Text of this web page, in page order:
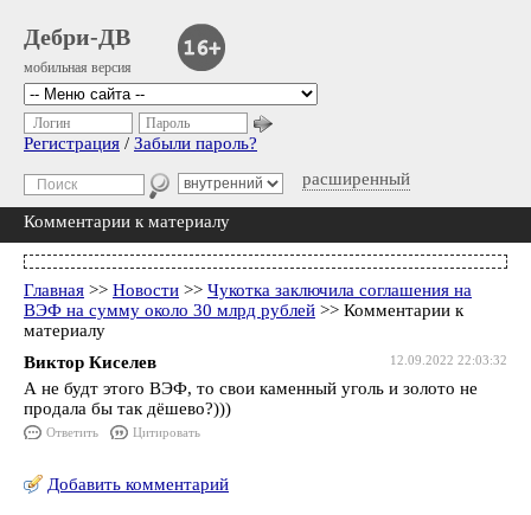
Дебри-ДВ
мобильная версия
расширенный
Логин Пароль
Регистрация / Забыли пароль?
Комментарии к материалу
Главная >> Новости >> Чукотка заключила соглашения на
ВЭФ на сумму около 30 млрд рублей >> Комментарии к
материалу
12.09.2022 22:03:32
Виктор Киселев
А не будт этого ВЭФ, то свои каменный уголь и золото не
продала бы так дёшево?)))
Ответить Цитировать
Добавить комментарий